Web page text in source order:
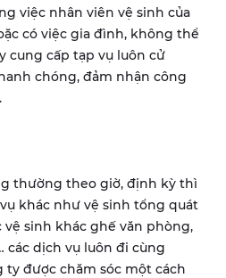
việc nhân viên vệ sinh của
có việc gia đình, không thể
cung cấp tạp vụ luôn cử
chóng, đảm nhận công
thường theo giờ, định kỳ thì
khác như vệ sinh tổng quát
vệ sinh khác ghế văn phòng,
các dịch vụ luôn đi cùng
ty được chăm sóc một cách